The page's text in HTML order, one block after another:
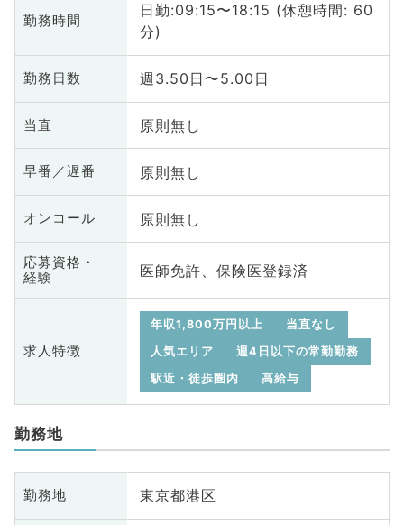
勤務時間
日勤:09:15〜18:15 (休憩時間: 60
分)
勤務日数 週3.50日〜5.00日
当直 原則無し
早番／遅番 原則無し
オンコール 原則無し
応募資格・
経験
医師免許、保険医登録済
求人特徴
年収1,800万円以上
当直なし
人気エリア
週4日以下の常勤勤務
駅近・徒歩圏内
高給与
勤務地
勤務地 東京都港区